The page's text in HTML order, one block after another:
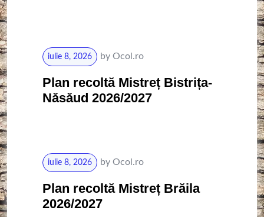
iulie 8, 2026 by Ocol.ro
Plan recoltă Mistreț Bistrița-
Năsăud 2026/2027
iulie 8, 2026 by Ocol.ro
Plan recoltă Mistreț Brăila
2026/2027